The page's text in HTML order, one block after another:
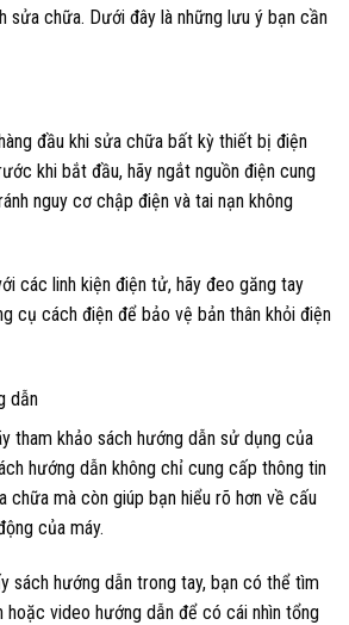
sửa chữa. Dưới đây là những lưu ý bạn cần
đầu khi sửa chữa bất kỳ thiết bị điện
khi bắt đầu, hãy ngắt nguồn điện cung
nguy cơ chập điện và tai nạn không
các linh kiện điện tử, hãy đeo găng tay
cụ cách điện để bảo vệ bản thân khỏi điện
dẫn
tham khảo sách hướng dẫn sử dụng của
hướng dẫn không chỉ cung cấp thông tin
chữa mà còn giúp bạn hiểu rõ hơn về cấu
của máy.
sách hướng dẫn trong tay, bạn có thể tìm
video hướng dẫn để có cái nhìn tổng